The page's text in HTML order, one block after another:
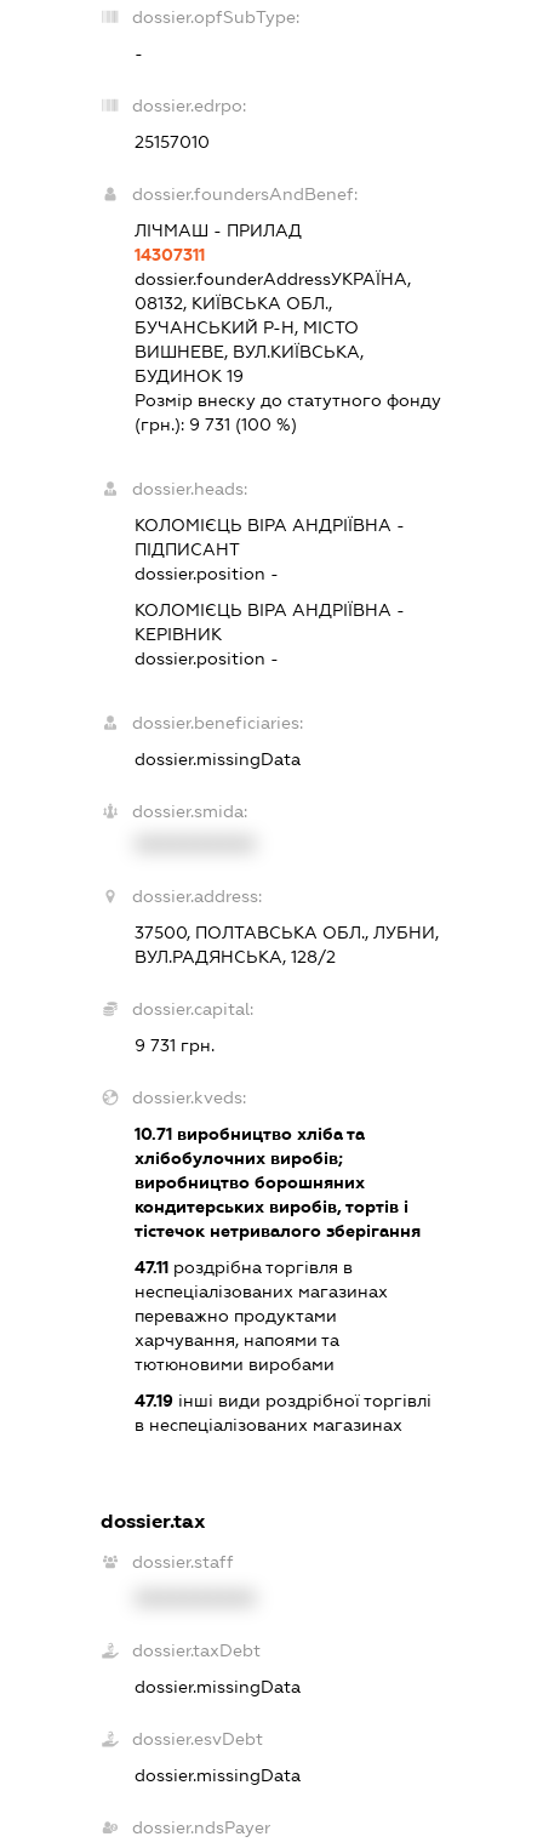
dossier.opfSubType:
-
dossier.edrpo:
25157010
dossier.foundersAndBenef:
ЛІЧМАШ - ПРИЛАД
14307311
dossier.founderAddressУКРАЇНА,
08132, КИЇВСЬКА ОБЛ.,
БУЧАНСЬКИЙ Р-Н, МІСТО
ВИШНЕВЕ, ВУЛ.КИЇВСЬКА,
БУДИНОК 19
Розмір внеску до статутного фонду
(грн.): 9 731 (100 %)
dossier.heads:
КОЛОМІЄЦЬ ВІРА АНДРІЇВНА -
ПІДПИСАНТ
dossier.position -
КОЛОМІЄЦЬ ВІРА АНДРІЇВНА -
КЕРІВНИК
dossier.position -
dossier.beneficiaries:
dossier.missingData
dossier.smida:
dossier.address:
37500, ПОЛТАВСЬКА ОБЛ., ЛУБНИ,
ВУЛ.РАДЯНСЬКА, 128/2
dossier.capital:
9 731 грн.
dossier.kveds:
10.71 виробництво хліба та
хлібобулочних виробів;
виробництво борошняних
кондитерських виробів, тортів і
тістечок нетривалого зберігання
47.11 роздрібна торгівля в
неспеціалізованих магазинах
переважно продуктами
харчування, напоями та
тютюновими виробами
47.19 інші види роздрібної торгівлі
в неспеціалізованих магазинах
dossier.tax
dossier.staff
dossier.taxDebt
dossier.missingData
dossier.esvDebt
dossier.missingData
dossier.ndsPayer